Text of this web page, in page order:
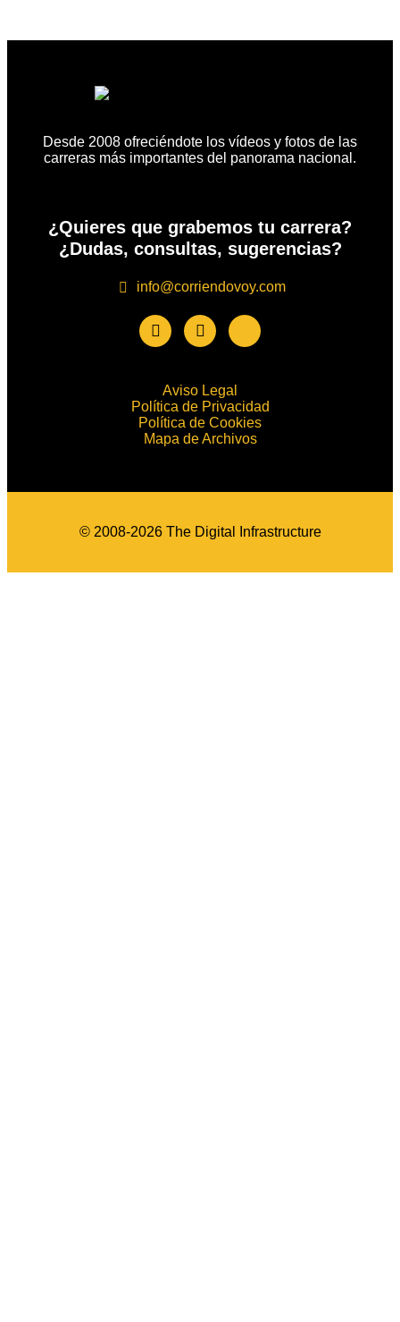
Desde 2008 ofreciéndote los vídeos y fotos de las
carreras más importantes del panorama nacional.
¿Quieres que grabemos tu carrera?
¿Dudas, consultas, sugerencias?
info@corriendovoy.com
Aviso Legal
Política de Privacidad
Política de Cookies
Mapa de Archivos
© 2008-2026 The Digital Infrastructure